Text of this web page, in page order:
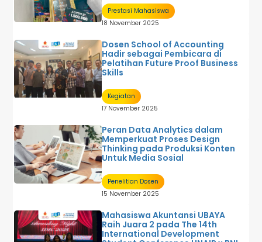
Prestasi Mahasiswa
18 November 2025
Dosen School of Accounting
Hadir sebagai Pembicara di
Pelatihan Future Proof Business
Skills
Kegiatan
17 November 2025
Peran Data Analytics dalam
Memperkuat Proses Design
Thinking pada Produksi Konten
Untuk Media Sosial
Penelitian Dosen
15 November 2025
Mahasiswa Akuntansi UBAYA
Raih Juara 2 pada The 14th
International Development